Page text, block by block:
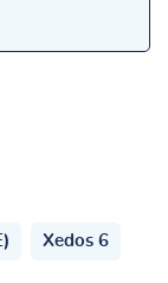
Xedos 6